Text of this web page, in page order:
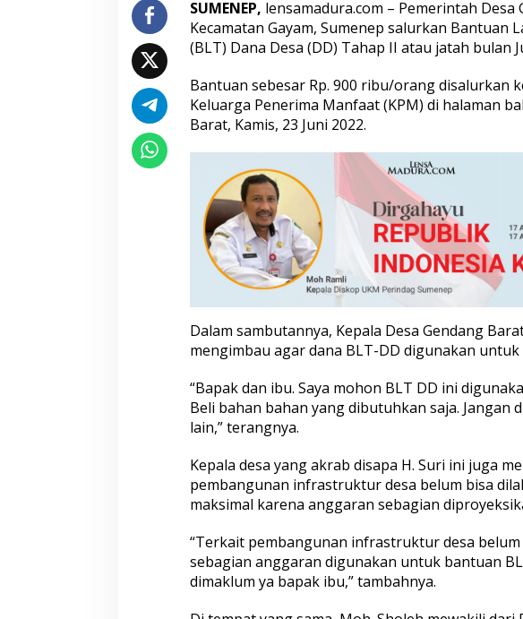
y
a
m
i
r
k
B
L
T
-
D
D
2
0
2
T
a
a
I
SUMENEP, lensamadura.com – Pemerintah Desa
Kecamatan Gayam, Sumenep salurkan Bantuan
(BLT) Dana Desa (DD) Tahap II atau jatah bulan
Bantuan sebesar Rp. 900 ribu/orang disalurkan
Keluarga Penerima Manfaat (KPM) di halaman
Barat, Kamis, 23 Juni 2022.
Dalam sambutannya, Kepala Desa Gendang
mengimbau agar dana BLT-DD digunakan
“Bapak dan ibu. Saya mohon BLT DD ini
Beli bahan bahan yang dibutuhkan saja. Jangan
lain,” terangnya.
Kepala desa yang akrab disapa H. Suri ini juga
pembangunan infrastruktur desa belum bisa
maksimal karena anggaran sebagian
“Terkait pembangunan infrastruktur desa belum
sebagian anggaran digunakan untuk bantuan
dimaklum ya bapak ibu,” tambahnya.